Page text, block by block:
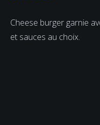
Cheese burger garnie
et sauces au choix.